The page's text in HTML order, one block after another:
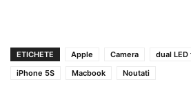
ETICHETE Apple Camera dual LED
iPhone 5S
Macbook Noutati